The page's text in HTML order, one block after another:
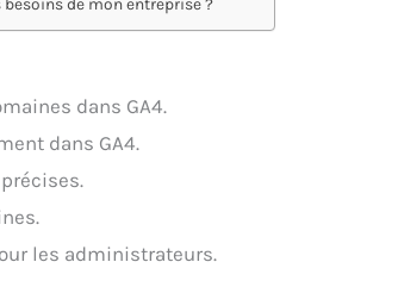
dans GA4.
dans GA4.
les administrateurs.